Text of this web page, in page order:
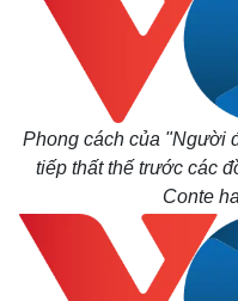
Phong cách của "Người
tiếp thất thế trước các
Conte